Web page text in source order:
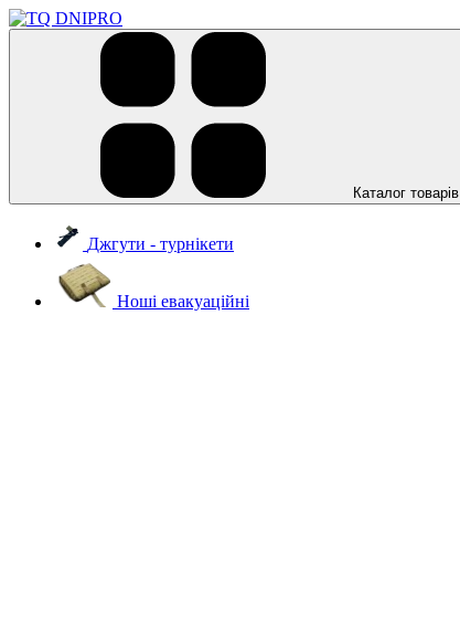
Каталог товарів
Джгути - турнікети
Ноші евакуаційні